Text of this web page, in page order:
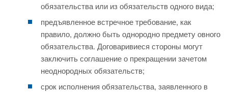
обязательства или из обязательств одного вида;
предъявленное встречное требование, как
правило, должно быть однородно предмету овного
обязательства. Договаривиеся стороны могут
заключить соглашение о прекращении зачетом
неоднородных обязательств;
срок исполнения обязательства, заявленного в